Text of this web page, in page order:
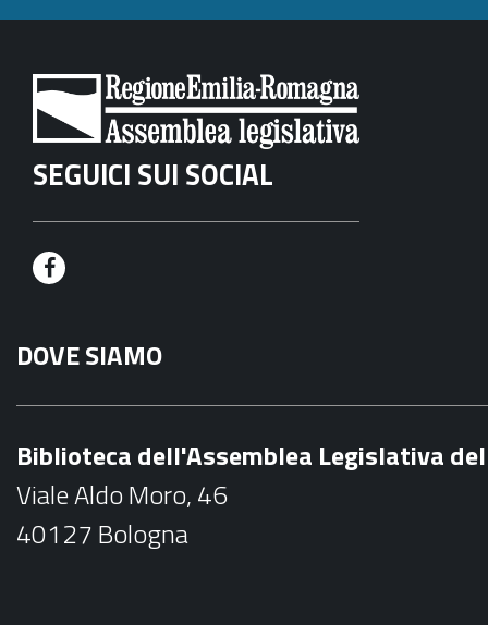
SEGUICI SUI SOCIAL
F
c
e
k
DOVE SIAMO
Biblioteca dell'Assemblea Legislativa
Viale Aldo Moro, 46
40127 Bologna